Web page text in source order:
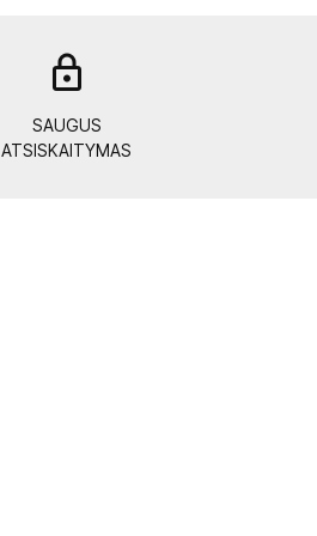
SAUGUS
ATSISKAITYMAS